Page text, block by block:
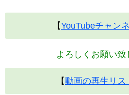
【YouTubeチャン
よろしくお願い致
【動画の再生リス